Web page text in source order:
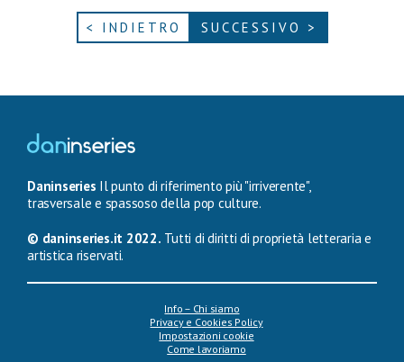
< INDIETRO SUCCESSIVO >
Daninseries Il punto di riferimento più "irriverente",
trasversale e spassoso della pop culture.
© daninseries.it 2022. Tutti di diritti di proprietà letteraria e
artistica riservati.
Info – Chi siamo
Privacy e Cookies Policy
Impostazioni cookie
Come lavoriamo